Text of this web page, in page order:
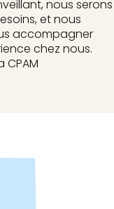
nous serons
et nous
accompagner
chez nous.
CPAM